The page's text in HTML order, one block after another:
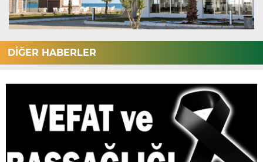
DİĞER HABERLER